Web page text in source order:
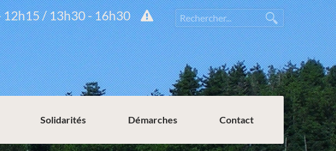
12h15 / 13h30 - 16h30
Solidarités Démarches Contact